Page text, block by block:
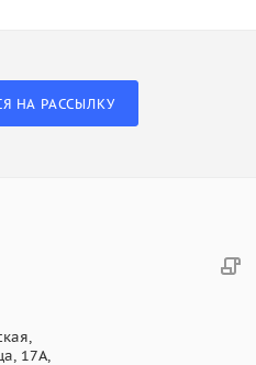
НА РАССЫЛКУ
17А,